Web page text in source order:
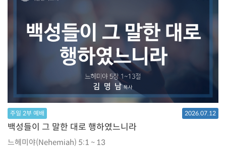
주일 2부 예배 2026.07.12
백성들이 그 말한 대로 행하였느니라
느헤미야(Nehemiah) 5:1 ~ 13